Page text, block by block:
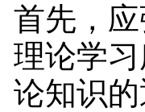
首先，
理论学
论知识